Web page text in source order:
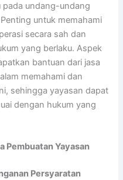
pada undang-undang
untuk memahami
secara sah dan
yang berlaku. Aspek
bantuan dari jasa
memahami dan
sehingga yayasan dapat
dengan hukum yang
Pembuatan Yayasan
Persyaratan